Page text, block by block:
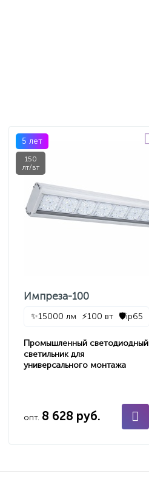
5 лет
150
лт/вт
Импреза-100
✨15000 лм ⚡100 вт 🛡️ip65
Промышленный светодиодный
светильник для
универсального монтажа
опт. 8 628 руб.